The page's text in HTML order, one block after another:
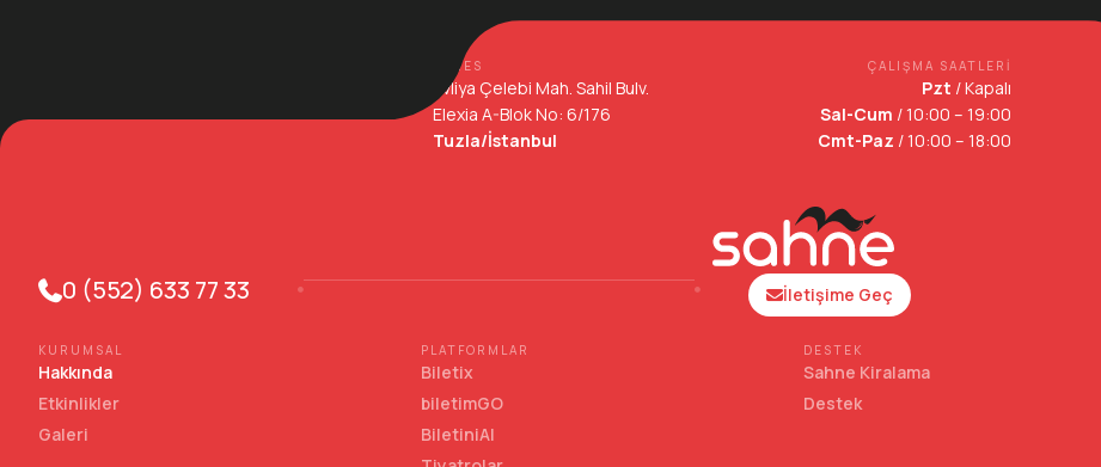
ADRES
Evliya Çelebi Mah. Sahil Bulv.
Elexia A-Blok No: 6/176
Tuzla/İstanbul
ÇALIŞMA SAATLERI
Pzt / Kapalı
Sal-Cum / 10:00 – 19:00
Cmt-Paz / 10:00 – 18:00
0 (552) 633 77 33 İletişime Geç
KURUMSAL
Hakkında
Etkinlikler
Galeri
PLATFORMLAR
Biletix
biletimGO
BiletiniAl
DESTEK
Sahne Kiralama
Destek